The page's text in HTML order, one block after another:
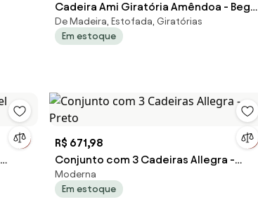
Cadeira Ami Giratória Amêndoa - Bege
- Cadeira Ami Giratória Amêndoa com
Pés Nordic - Bege
De Madeira, Estofada, Giratórias
Em estoque
R$ 671,98
Conjunto com 3 Cadeiras Allegra -
Preto
Moderna
Em estoque